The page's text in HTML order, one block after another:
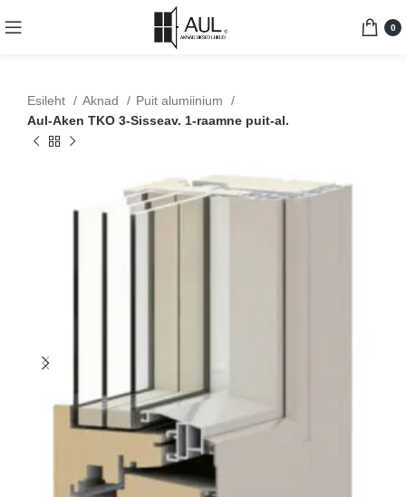
0
Esileht Aknad
Puit alumiinium
Aul-Aken TKO 3-Sisseav. 1-raamne puit-al.